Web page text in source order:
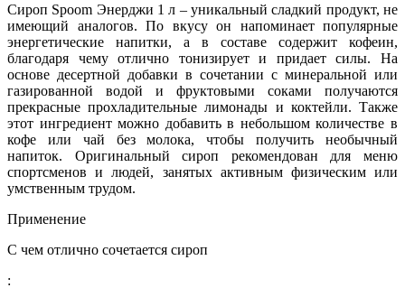
Сироп Spoom Энерджи 1 л – уникальный сладкий продукт, не
имеющий аналогов. По вкусу он напоминает популярные
энергетические напитки, а в составе содержит кофеин,
благодаря чему отлично тонизирует и придает силы. На
основе десертной добавки в сочетании с минеральной или
газированной водой и фруктовыми соками получаются
прекрасные прохладительные лимонады и коктейли. Также
этот ингредиент можно добавить в небольшом количестве в
кофе или чай без молока, чтобы получить необычный
напиток. Оригинальный сироп рекомендован для меню
спортсменов и людей, занятых активным физическим или
умственным трудом.
Применение
С чем отлично сочетается сироп
: